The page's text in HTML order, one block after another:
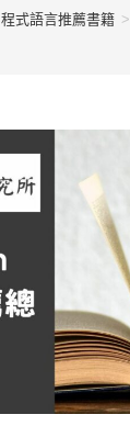
程式語言推薦書籍 >